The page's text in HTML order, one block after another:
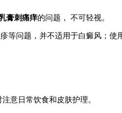
膏刺痛痒的问题， 不可轻视。
等问题，并不适用于白癜风；
意日常饮食和皮肤护理。